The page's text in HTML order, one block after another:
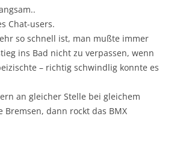
Chat-users.
so schnell ist, man mußte immer
ins Bad nicht zu verpassen, wenn
– richtig schwindlig konnte es
an gleicher Stelle bei gleichem
Bremsen, dann rockt das BMX